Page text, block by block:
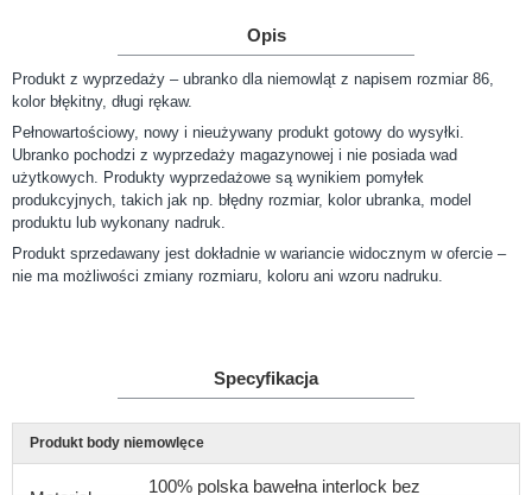
Opis
Produkt z wyprzedaży – ubranko dla niemowląt z napisem rozmiar 86,
kolor błękitny, długi rękaw.
Pełnowartościowy, nowy i nieużywany produkt gotowy do wysyłki.
Ubranko pochodzi z wyprzedaży magazynowej i nie posiada wad
użytkowych. Produkty wyprzedażowe są wynikiem pomyłek
produkcyjnych, takich jak np. błędny rozmiar, kolor ubranka, model
produktu lub wykonany nadruk.
Produkt sprzedawany jest dokładnie w wariancie widocznym w ofercie –
nie ma możliwości zmiany rozmiaru, koloru ani wzoru nadruku.
Specyfikacja
Produkt body niemowlęce
100% polska bawełna interlock bez